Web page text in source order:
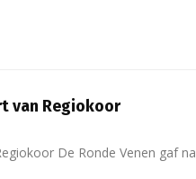
van Regiokoor
De Ronde Venen gaf na